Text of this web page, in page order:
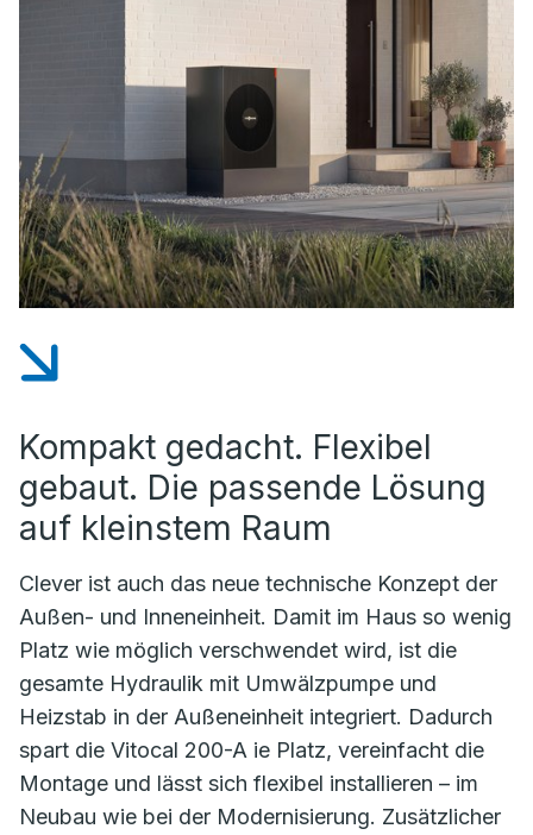
Kompakt gedacht. Flexibel
gebaut. Die passende Lösung
auf kleinstem Raum
Clever ist auch das neue technische Konzept der
Außen- und Inneneinheit. Damit im Haus so wenig
Platz wie möglich verschwendet wird, ist die
gesamte Hydraulik mit Umwälzpumpe und
Heizstab in der Außeneinheit integriert. Dadurch
spart die Vitocal 200-A ie Platz, vereinfacht die
Montage und lässt sich flexibel installieren – im
Neubau wie bei der Modernisierung. Zusätzlicher